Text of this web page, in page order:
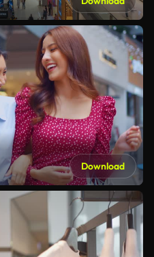
Download